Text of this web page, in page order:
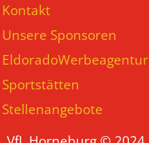
Kontakt
Unsere Sponsoren
EldoradoWerbeagentur
Sportstätten
Stellenangebote